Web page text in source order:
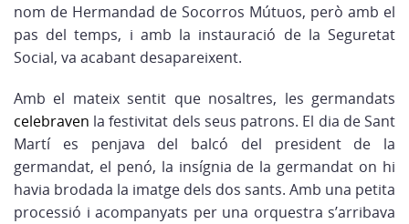
nom de Hermandad de Socorros Mútuos, però amb el
pas del temps, i amb la instauració de la Seguretat
Social, va acabant desapareixent.
Amb el mateix sentit que nosaltres, les germandats
celebraven la festivitat dels seus patrons. El dia de Sant
Martí es penjava del balcó del president de la
germandat, el penó, la insígnia de la germandat on hi
havia brodada la imatge dels dos sants. Amb una petita
processió i acompanyats per una orquestra s’arribava